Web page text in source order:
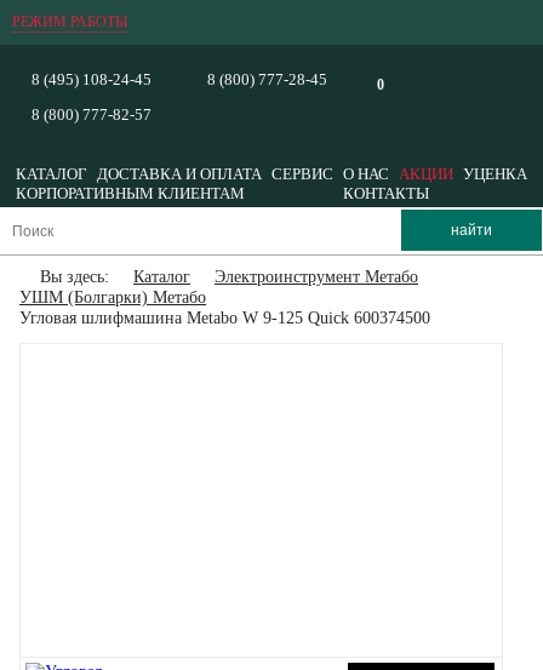
РЕЖИМ РАБОТЫ
0
8 (495) 108-24-45
8 (800) 777-82-57
8 (800) 777-28-45
КАТАЛОГ ДОСТАВКА И ОПЛАТА СЕРВИС О НАС АКЦИИ УЦЕНКА
КОРПОРАТИВНЫМ КЛИЕНТАМ
КОНТАКТЫ
Вы здесь: Каталог
Электроинструмент Метабо
УШМ (Болгарки) Метабо
Угловая шлифмашина Metabo W 9-125 Quick 600374500